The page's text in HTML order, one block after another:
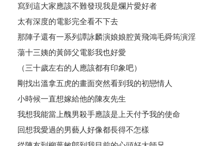
寫到這大家應該不難發現我是爛片愛好者
太有深度的電影完全看不下去
那陣子還有一系列譚詠麟演娘娘腔黃飛鴻毛舜筠演淫
蕩十三姨的黃師父電影我也好愛
（三十歲左右的人應該都有印象吧）
剛找出溫拿五虎的畫面突然看到我的初戀情人
小時候一直想嫁給他的陳友先生
我想我能當上醜男殺手應該是上天付予我的使命
回想我愛過的男藝人好像都長得不怎樣